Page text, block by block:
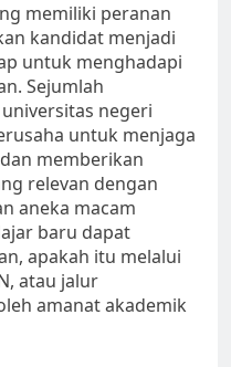
memiliki peranan
kandidat menjadi
untuk menghadapi
Sejumlah
negeri
untuk menjaga
memberikan
relevan dengan
aneka macam
baru dapat
apakah itu melalui
atau jalur
amanat akademik